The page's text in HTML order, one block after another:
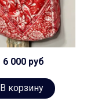
6 000 руб
В корзину